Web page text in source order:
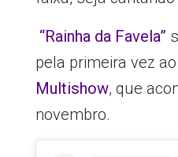
“Rainha da Favela”
pela primeira vez
Multishow, que
novembro.